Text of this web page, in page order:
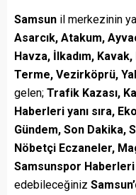
Samsun il merkezinin
Asarcık, Atakum,
Havza, İlkadım,
Terme, Vezirköprü,
gelen; Trafik Kazası,
Haberleri yanı sıra,
Gündem, Son Dakika,
Nöbetçi Eczaneler,
Samsunspor Haberleri
edebileceğiniz